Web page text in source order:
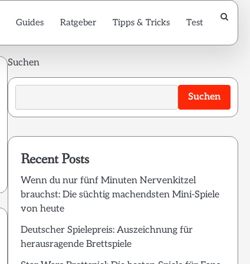
Guides Ratgeber Tipps & Tricks Test
Suchen
Suchen
Recent Posts
Wenn du nur fünf Minuten Nervenkitzel
brauchst: Die süchtig machendsten Mini-Spiele
von heute
Deutscher Spielepreis: Auszeichnung für
herausragende Brettspiele